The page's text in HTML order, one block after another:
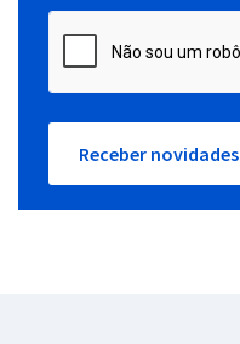
Receber novidades